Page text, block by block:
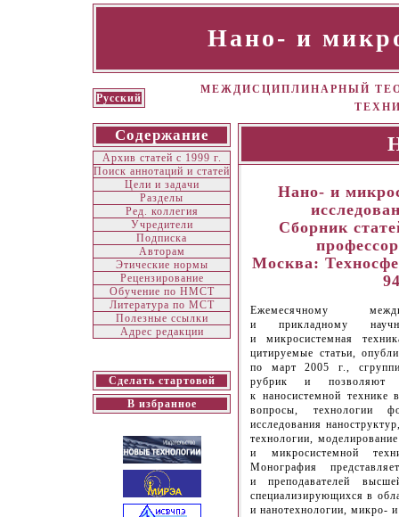
Нано- и
Русский
МЕЖДИСЦИПЛИНАРНЫЙ
Содержание
Архив статей с 1999 г.
Поиск аннотаций и статей
Цели и задачи
Разделы
Ред. коллегия
Учредители
Подписка
Авторам
Этические нормы
Рецензирование
Обучение по НМСТ
Литература по МСТ
Полезные ссылки
Адрес редакции
Сделать стартовой
В избранное
Нано- и
Сборник
Москва:
Ежемесячному
и прикладному
и микросистемная
цитируемые статьи,
по март 2005 г.,
рубрик и позволяют
к наносистемной
вопросы, технологии
исследования
технологии,
и микросистемной
Монография
и преподавателей
специализирующихся в
и нанотехнологии, микро-